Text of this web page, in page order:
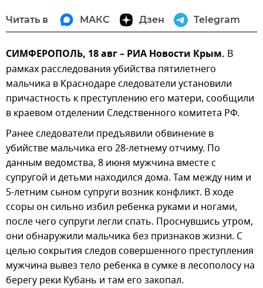
Читать в МАКС Дзен Telegram
СИМФЕРОПОЛЬ, 18 авг – РИА Новости Крым. В
рамках расследования убийства пятилетнего
мальчика в Краснодаре следователи установили
причастность к преступлению его матери, сообщили
в краевом отделении Следственного комитета РФ.
Ранее следователи предъявили обвинение в
убийстве мальчика его 28-летнему отчиму. По
данным ведомства, 8 июня мужчина вместе с
супругой и детьми находился дома. Там между ним и
5-летним сыном супруги возник конфликт. В ходе
ссоры он сильно избил ребенка руками и ногами,
после чего супруги легли спать. Проснувшись утром,
они обнаружили мальчика без признаков жизни. С
целью сокрытия следов совершенного преступления
мужчина вывез тело ребенка в сумке в лесополосу на
берегу реки Кубань и там его закопал.